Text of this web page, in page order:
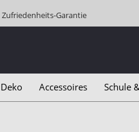
Zufriedenheits-Garantie
Accessoires Schule